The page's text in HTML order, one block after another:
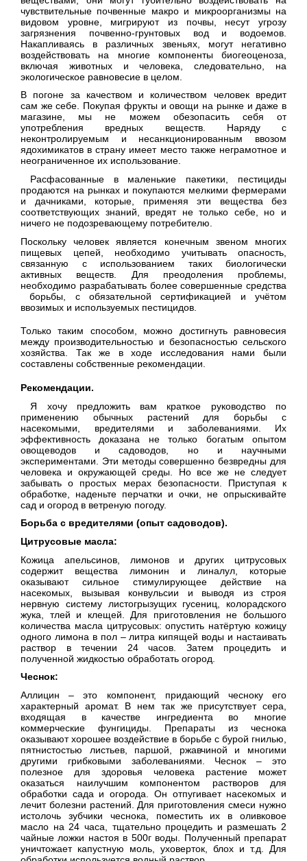
чувствительные почвенные макро и микроорганизмы на
видовом уровне, мигрируют из почвы, несут угрозу
загрязнения почвенно-грунтовых вод и водоемов.
Накапливаясь в различных звеньях, могут негативно
воздействовать на многие компоненты биогеоценоза,
включая животных и человека, следовательно, на
экологическое равновесие в целом.
В погоне за качеством и количеством человек вредит
сам же себе. Покупая фрукты и овощи на рынке и даже в
магазине, мы не можем обезопасить себя от
употребления вредных веществ. Наряду с
неконтролируемым и несанкционированным ввозом
ядохимикатов в страну имеет место также неграмотное и
неограниченное их использование.
Расфасованные в маленькие пакетики, пестициды
продаются на рынках и покупаются мелкими фермерами
и дачниками, которые, применяя эти вещества без
соответствующих знаний, вредят не только себе, но и
ничего не подозревающему потребителю.
Поскольку человек является конечным звеном многих
пищевых цепей, необходимо учитывать опасность,
связанную с использованием таких биологически
активных веществ. Для преодоления проблемы,
необходимо разрабатывать более совершенные средства
борьбы, с обязательной сертификацией и учётом
ввозимых и используемых пестицидов.
Только таким способом, можно достигнуть равновесия
между производительностью и безопасностью сельского
хозяйства. Так же в ходе исследования нами были
составлены собственные рекомендации.
Рекомендации.
Я хочу предложить вам краткое руководство по
применению обычных растений для борьбы с
насекомыми, вредителями и заболеваниями. Их
эффективность доказана не только богатым опытом
овощеводов и садоводов, но и научными
экспериментами. Эти методы совершенно безвредны для
человека и окружающей среды. Но все же не следует
забывать о простых мерах безопасности. Приступая к
обработке, наденьте перчатки и очки, не опрыскивайте
сад и огород в ветреную погоду.
Борьба с вредителями (опыт садоводов).
Цитрусовые масла:
Кожица апельсинов, лимонов и других цитрусовых
содержит вещества лимонин и линалул, которые
оказывают сильное стимулирующее действие на
насекомых, вызывая конвульсии и выводя из строя
нервную систему листогрызущих гусениц, колорадского
жука, тлей и клещей. Для приготовления не большого
количества масла цитрусовых: опустить натёртую кожицу
одного лимона в пол – литра кипящей воды и настаивать
раствор в течении 24 часов. Затем процедить и
полученной жидкостью обработать огород.
Чеснок:
Аллицин – это компонент, придающий чесноку его
характерный аромат. В нем так же присутствует сера,
входящая в качестве ингредиента во многие
коммерческие фунгициды. Препараты из чеснока
оказывают хорошее воздействие в борьбе с бурой гнилью,
пятнистостью листьев, паршой, ржавчиной и многими
другими грибковыми заболеваниями. Чеснок – это
полезное для здоровья человека растение может
оказаться наилучшим компонентом растворов для
обработки сада и огорода. Он отпугивает насекомых и
лечит болезни растений. Для приготовления смеси нужно
истолочь зубчики чеснока, поместить их в оливковое
масло на 24 часа, тщательно процедить и размешать 2
чайные ложки настоя в 500г воды. Полученный препарат
уничтожает капустную моль, уховерток, блох и т.д. Для